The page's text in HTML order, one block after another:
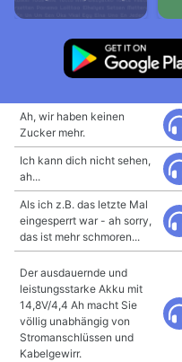
Ah, wir haben keinen
Zucker mehr.
Ich kann dich nicht sehen,
ah...
Als ich z.B. das letzte Mal
eingesperrt war - ah sorry,
das ist mehr schmoren...
Der ausdauernde und
leistungsstarke Akku mit
14,8V/4,4 Ah macht Sie
völlig unabhängig von
Stromanschlüssen und
Kabelgewirr.